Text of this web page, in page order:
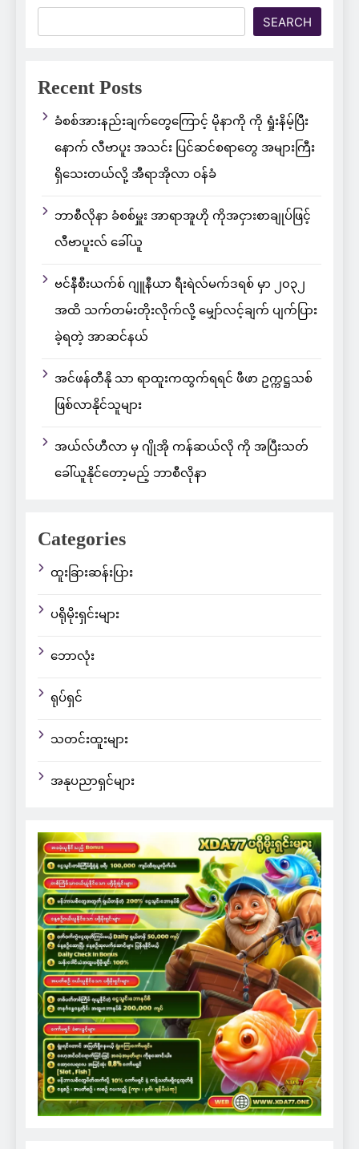
SEARCH
Recent Posts
ခံစစ်အားနည်းချက်တွေကြောင့် မိုနာကို ကို ရှုံးနိမ့်ပြီး
နောက် လီဗာပူး အသင်း ပြင်ဆင်စရာတွေ အများကြီး
ရှိသေးတယ်လို့ အီရာအိုလာ ဝန်ခံ
ဘာစီလိုနာ ခံစစ်မှူး အာရာအူဟို ကိုအငှားစာချုပ်ဖြင့်
လီဗာပူးလ် ခေါ်ယူ
ဗင်နီစီးယက်စ် ဂျူနီယာ ရီးရဲလ်မက်ဒရစ် မှာ ၂၀၃၂
အထိ သက်တမ်းတိုးလိုက်လို့ မျှော်လင့်ချက် ပျက်ပြား
ခဲ့ရတဲ့ အာဆင်နယ်
အင်ဖန်တီနို သာ ရာထူးကထွက်ရရင် ဖီဖာ ဥက္ကဋ္ဌသစ်
ဖြစ်လာနိုင်သူများ
အယ်လ်ဟီလာ မှ ဂျိုအို ကန်ဆယ်လို ကို အပြီးသတ်
ခေါ်ယူနိုင်တော့မည့် ဘာစီလိုနာ
Categories
ထူးခြားဆန်းပြား
ပရိုမိုးရှင်းများ
ဘောလုံး
ရုပ်ရှင်
သတင်းထူးများ
အနုပညာရှင်များ